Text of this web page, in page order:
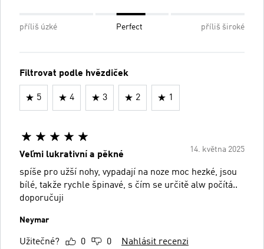
příliš úzké Perfect příliš široké
Filtrovat podle hvězdiček
5 4 3 2 1
14. května 2025
Veľmi lukrativní a pěkné
spíše pro užší nohy, vypadají na noze moc hezké, jsou
bílé, takže rychle špinavé, s čím se určitě alw počítá..
doporučuji
Neymar
Užitečné? 0 0 Nahlásit recenzi